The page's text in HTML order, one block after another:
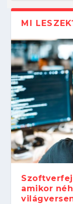
Kitalálod,
gépeket?
Nem
Tanulj
amikor
Digitális
telefon
MI
amikor